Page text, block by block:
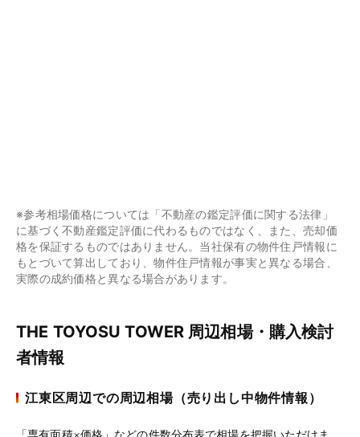
※参考相場価格については「不動産の鑑定評価に関する法律」
に基づく不動産鑑定評価に代わるものではなく、また、売却価
格を保証するものではありません。当社保有の物件住戸情報に
もとづいて算出しており、物件住戸情報が事実と異なる場合、
実際の成約価格と異なる場合があります。
THE TOYOSU TOWER 周辺相場・購入検討
者情報
江東区周辺での周辺相場（売り出し中物件情報）
「専有面積×価格」などの件数分布表で相場を把握いただけま